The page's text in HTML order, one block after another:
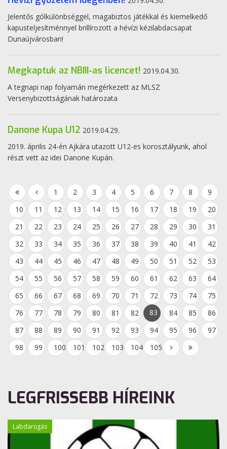
Jelentős gólkülönbséggel, magabiztos játékkal és kiemelkedő
kapusteljesítménnyel brillírozott a hévízi kézilabdacsapat
Dunaújvárosban!
Megkaptuk az NBIII-as licencet! 2019.04.30.
A tegnapi nap folyamán megérkezett az MLSZ
Versenybizottságának határozata
Danone Kupa U12 2019.04.29.
2019. április 24-én Ajkára utazott U12-es korosztályunk, ahol
részt vett az idei Danone Kupán.
1 2 3 4 5 6 7 8
9
10
11 12 13 14 15 16 17 18 19
20
21
22 23 24 25 26 27 28 29 30
31
32
33 34 35 36 37 38 39 40 41
42
43
44 45 46 47 48 49 50 51 52
53
54
55 56 57 58 59 60 61 62 63
64
65
66 67 68 69 70 71 72 73 74
75
76
77 78 79 80 81 82 83 84 85
86
87
88 89 90 91 92 93 94 95 96
97
98
99 100 101 102 103 104 105
LEGFRISSEBB HÍREINK
Labdarúgás